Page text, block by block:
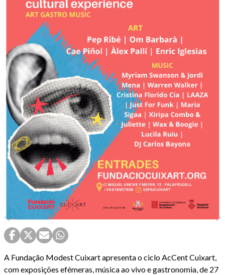
A Fundação Modest Cuixart apresenta o ciclo AcCent Cuixart,
com exposições efémeras, música ao vivo e gastronomia, de 27